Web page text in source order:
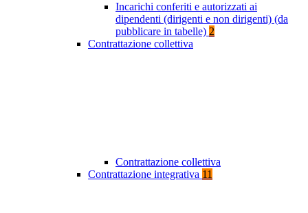
Incarichi conferiti e autorizzati ai
dipendenti (dirigenti e non dirigenti) (da
pubblicare in tabelle) 2
Contrattazione collettiva
Contrattazione collettiva
Contrattazione integrativa 11